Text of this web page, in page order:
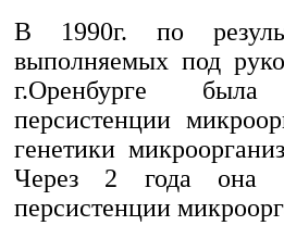
В 1990г. по
выполняемых под
г.Оренбурге была
персистенции
генетики
Через 2 года она
персистенции